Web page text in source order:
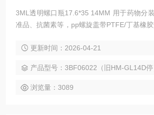
3ML透明螺口瓶17.6*35 14MM 用于药物分
准品、抗菌素等，pp螺旋盖带PTFE/丁基橡胶
胶垫片 用于药物分装、生物制剂、标准品、
更新时间：2026-04-21
产品型号：3BF06022（旧HM-GL14D停
浏览量：3089